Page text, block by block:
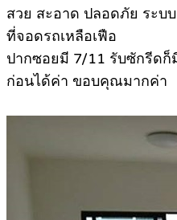
สวย สะอาด ปลอดภัย ระบ
ที่จอดรถเหลือเฟือ
ปากซอยมี 7/11 รับซักรีด
ก่อนได้ค่า ขอบคุณมากค่า